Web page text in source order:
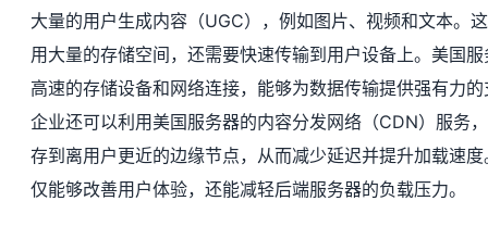
大量的用户生成内容（UGC），例如图片、视频和文本。
用大量的存储空间，还需要快速传输到用户设备上。美国
高速的存储设备和网络连接，能够为数据传输提供强有力
企业还可以利用美国服务器的内容分发网络（CDN）服务
存到离用户更近的边缘节点，从而减少延迟并提升加载速
仅能够改善用户体验，还能减轻后端服务器的负载压力。